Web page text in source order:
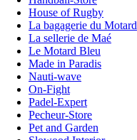
House of Rugby
La bagagerie du Motard
La sellerie de Maé
Le Motard Bleu
Made in Paradis
Nauti-wave
On-Fight
Padel-Expert
Pecheur-Store
Pet and Garden